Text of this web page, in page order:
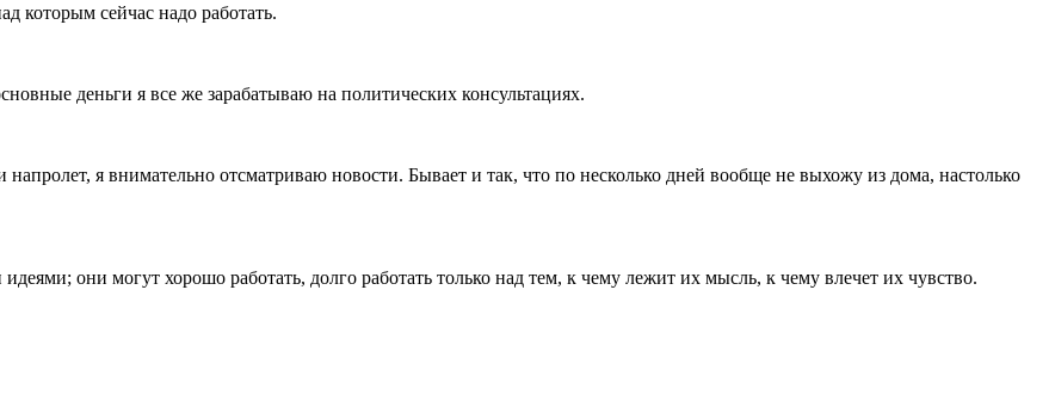
которым сейчас надо работать.
деньги я все же зарабатываю на политических консультациях.
я внимательно отсматриваю новости. Бывает и так, что по несколько дней вообще не выхожу из дома, настолько
они могут хорошо работать, долго работать только над тем, к чему лежит их мысль, к чему влечет их чувство.